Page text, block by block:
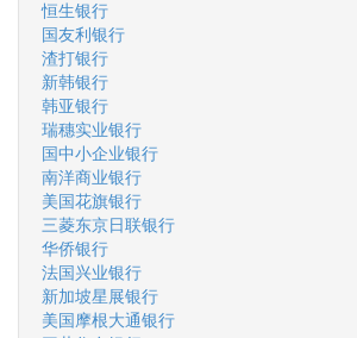
恒生银行
国友利银行
渣打银行
新韩银行
韩亚银行
瑞穗实业银行
国中小企业银行
南洋商业银行
美国花旗银行
三菱东京日联银行
华侨银行
法国兴业银行
新加坡星展银行
美国摩根大通银行